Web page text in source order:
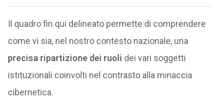
Il quadro fin qui delineato permette di comprendere
come vi sia, nel nostro contesto nazionale, una
precisa ripartizione dei ruoli dei vari soggetti
istituzionali coinvolti nel contrasto alla minaccia
cibernetica.